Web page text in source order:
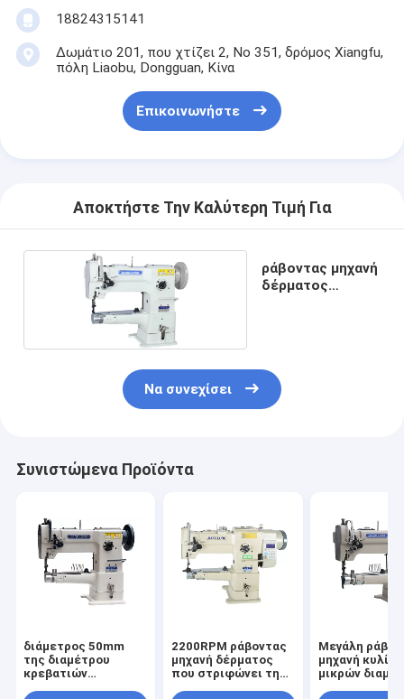
18824315141
Δωμάτιο 201, που χτίζει 2, Νο 351, δρόμος Xiangfu,
πόλη Liaobu, Dongguan, Κίνα
Επικοινωνήστε
Αποκτήστε Την Καλύτερη Τιμή Για
ράβοντας μηχανή
δέρματος
Να συνεχίσει
Συνιστώμενα Προϊόντα
διάμετρος 50mm
της διαμέτρου
κρεβατιών
2200RPM ράβοντας
μηχανή δέρματος
που στριφώνει τη
Μεγάλη
μηχανή
μικρών